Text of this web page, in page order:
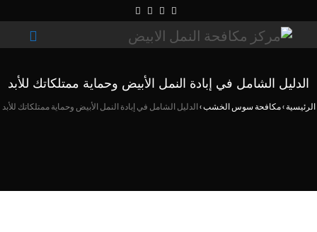
الدليل الشامل في إبادة النمل الأبيض وحماية ممتلكاتك للأبد
الرئيسية›مكافحة سوس الخشب› الدليل الشامل في إبادة النمل الأبيض وحماية ممتلكاتك للأبد